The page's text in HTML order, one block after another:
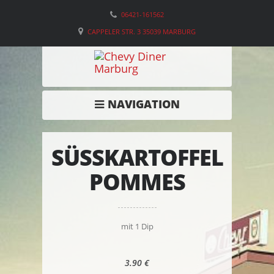
06421-161562
CAPPELER STR. 3 35039 MARBURG
NAVIGATION
SÜSSKARTOFFEL P
OMMES
mit 1 Dip
3.90 €